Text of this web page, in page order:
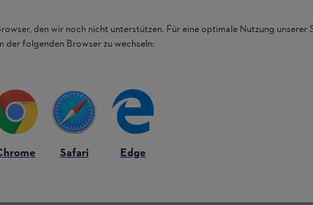
Produkten.
den wir noch nicht unterstützen. Für eine optimale Nutzung unserer
der folgenden Browser zu wechseln:
Safari Edge